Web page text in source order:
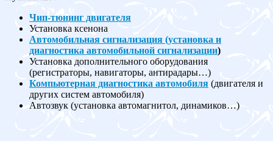
Чип-тюнинг двигателя
Установка ксенона
Автомобильная сигнализация (установка и
диагностика автомобильной сигнализации)
Установка дополнительного оборудования
(регистраторы, навигаторы, антирадары…)
Компьютерная диагностика автомобиля (двигателя и
других систем автомобиля)
Автозвук (установка автомагнитол, динамиков…)